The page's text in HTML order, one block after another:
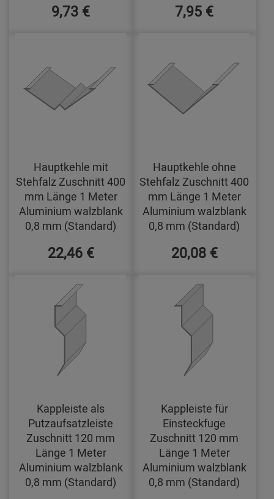
9,73 € 7,95 €
Hauptkehle mit
Stehfalz Zuschnitt 400
mm Länge 1 Meter
Aluminium walzblank
0,8 mm (Standard)
22,46 €
Hauptkehle ohne
Stehfalz Zuschnitt 400
mm Länge 1 Meter
Aluminium walzblank
0,8 mm (Standard)
20,08 €
Kappleiste als
Putzaufsatzleiste
Zuschnitt 120 mm
Länge 1 Meter
Aluminium walzblank
0,8 mm (Standard)
Kappleiste für
Einsteckfuge
Zuschnitt 120 mm
Länge 1 Meter
Aluminium walzblank
0,8 mm (Standard)